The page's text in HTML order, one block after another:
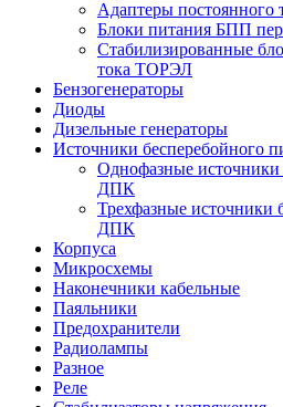
Адаптеры
Блоки питания БПП
Стабилизированные
тока ТОРЭЛ
Бензогенераторы
Диоды
Дизельные генераторы
Источники бесперебойного
Однофазные источники
ДПК
Трехфазные источники
ДПК
Корпуса
Микросхемы
Наконечники кабельные
Паяльники
Предохранители
Радиолампы
Разное
Реле